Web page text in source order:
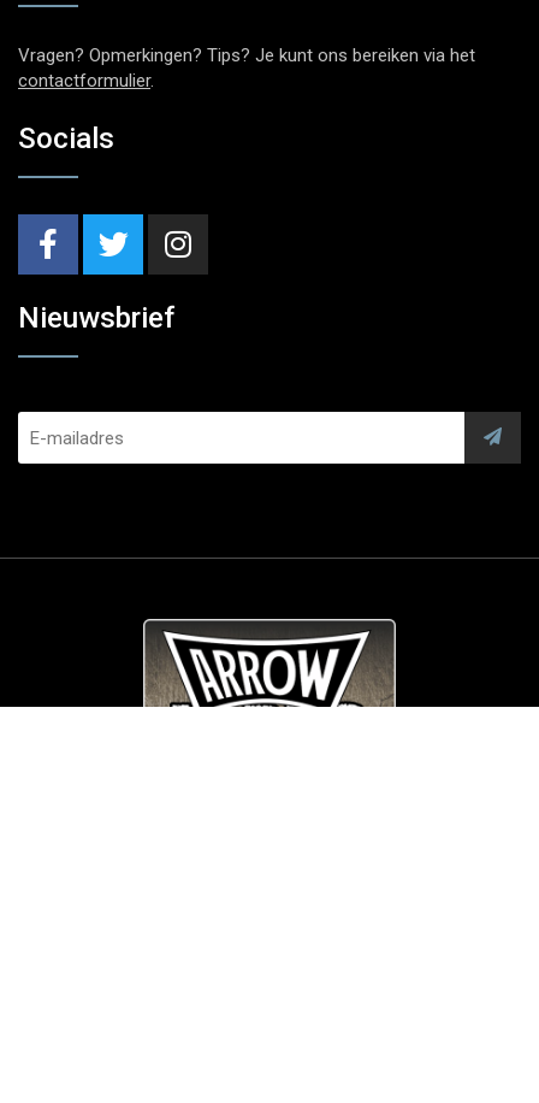
Vragen? Opmerkingen? Tips? Je kunt ons bereiken via het
contactformulier.
Socials
Nieuwsbrief